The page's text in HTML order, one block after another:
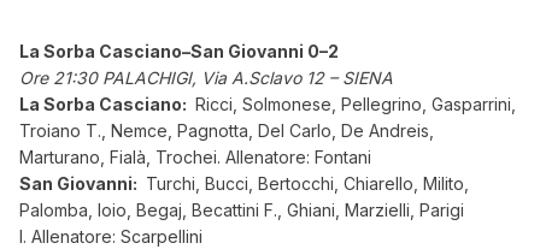
La Sorba Casciano–San Giovanni 0–2
Ore 21:30 PALACHIGI, Via A.Sclavo 12 – SIENA
La Sorba Casciano: Ricci, Solmonese, Pellegrino, Gasparrini,
Troiano T., Nemce, Pagnotta, Del Carlo, De Andreis,
Marturano, Fialà, Trochei. Allenatore: Fontani
San Giovanni: Turchi, Bucci, Bertocchi, Chiarello, Milito,
Palomba, Ioio, Begaj, Becattini F., Ghiani, Marzielli, Parigi
I. Allenatore: Scarpellini